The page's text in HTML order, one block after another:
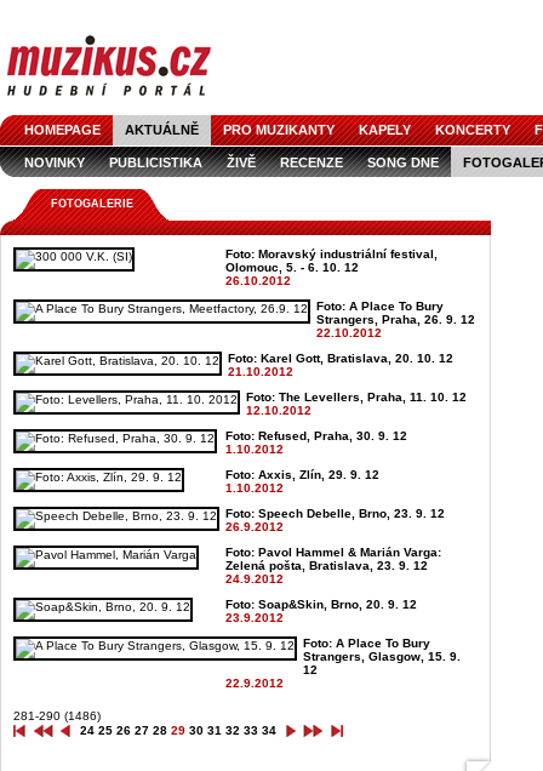
HOMEPAGE AKTUÁLNĚ PRO MUZIKANTY KAPELY KONCERTY
NOVINKY PUBLICISTIKA ŽIVĚ RECENZE SONG DNE
FOTOGALERIE
Foto: Moravský industriální festival,
Olomouc, 5. - 6. 10. 12
26.10.2012
Foto: A Place To Bury
Strangers, Praha, 26. 9. 12
22.10.2012
Foto: Karel Gott, Bratislava, 20. 10. 12
21.10.2012
Foto: The Levellers, Praha, 11. 10. 12
12.10.2012
Foto: Refused, Praha, 30. 9. 12
1.10.2012
Foto: Axxis, Zlín, 29. 9. 12
1.10.2012
Foto: Speech Debelle, Brno, 23. 9. 12
26.9.2012
Foto: Pavol Hammel & Marián Varga:
Zelená pošta, Bratislava, 23. 9. 12
24.9.2012
Foto: Soap&Skin, Brno, 20. 9. 12
23.9.2012
Foto: A Place To Bury
Strangers, Glasgow, 15. 9.
12
22.9.2012
281-290 (1486)
24 25 26 27 28 29 30 31 32 33 34